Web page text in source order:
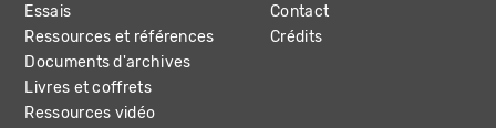
Essais
Ressources et références
Documents d'archives
Livres et coffrets
Ressources vidéo
Contact
Crédits